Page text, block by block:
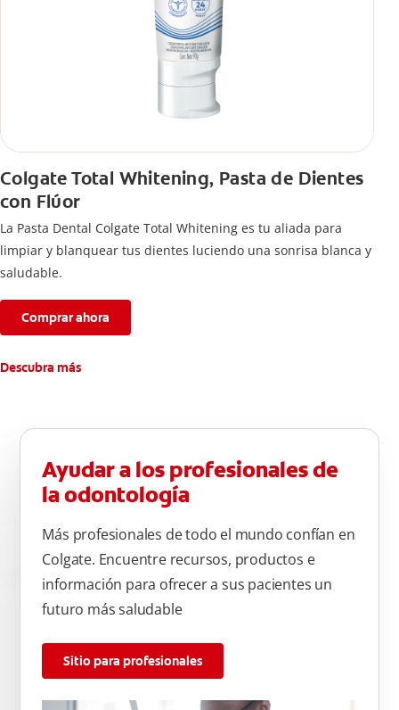
Colgate Total Whitening, Pasta de Dientes
con Flúor
La Pasta Dental Colgate Total Whitening es tu aliada para
limpiar y blanquear tus dientes luciendo una sonrisa blanca y
saludable.
Comprar ahora
Descubra más
Ayudar a los profesionales de
la odontología
Más profesionales de todo el mundo confían en
Colgate. Encuentre recursos, productos e
información para ofrecer a sus pacientes un
futuro más saludable
Sitio para profesionales